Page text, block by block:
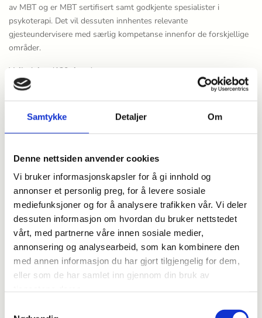
Samtykke Detaljer Om
Denne nettsiden anvender cookies
Vi bruker informasjonskapsler for å gi innhold og
annonser et personlig preg, for å levere sosiale
mediefunksjoner og for å analysere trafikken vår. Vi deler
dessuten informasjon om hvordan du bruker nettstedet
vårt, med partnerne våre innen sosiale medier,
annonsering og analysearbeid, som kan kombinere den
med annen informasjon du har gjort tilgjengelig for dem,
eller som de har samlet inn gjennom din bruk av
av MBT og er MBT sertifisert samt godkjente spesialister i
psykoterapi. Det vil dessuten innhentes relevante
gjesteundervisere med særlig kompetanse innenfor de forskjellige
områder.
Veiledning (120 timer)
Veiledning skal gjennomføres av psykologspesialist med
mentaliseringsbasert terapi. Veiledningen foregår i kombinasjon
med teori og organiseres i gruppe med inntil 4 psykologer pr
bestemmelser for veiledning ved NPF.
Egenterapi
Det er et krav om 100 timers egenerfaring med psykoterapi fra
Norsk Psykologforening. Egenerfaring skal fremme økt
selvforståelse hos psykologen, noe som igjen bidrar i terapeutiske
prosesser overfor pasienter. Dette gjøres gjennom fokus på seg
selv som person og forholdet til andre, empatiutvikling, god
affektiv regulering og støtte, samt refleksiv tenkning. Dette vil
gruppe med psykologspesialist eller en med ekvivalent